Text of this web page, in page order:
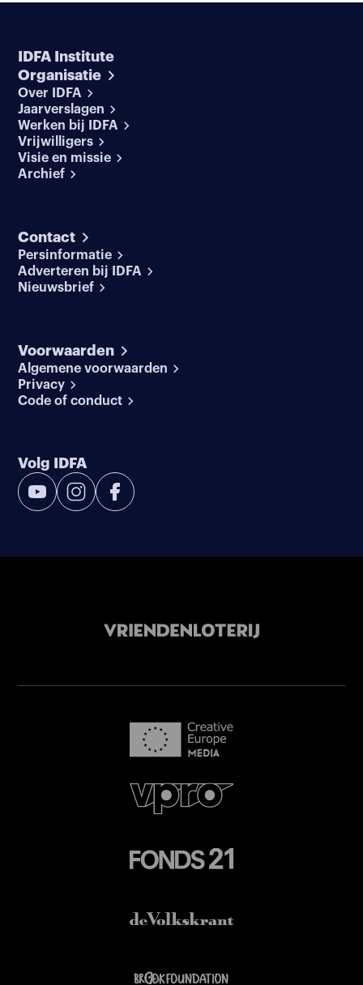
IDFA Institute
Organisatie
Over IDFA
Jaarverslagen
Werken bij IDFA
Vrijwilligers
Visie en missie
Archief
Contact
Persinformatie
Adverteren bij IDFA
Nieuwsbrief
Voorwaarden
Algemene voorwaarden
Privacy
Code of conduct
Volg IDFA